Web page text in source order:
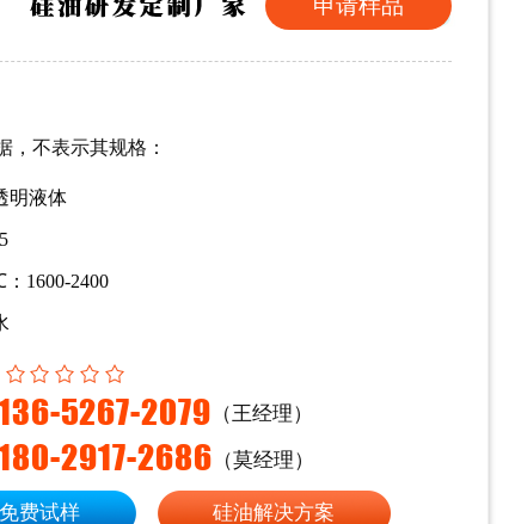
申请样品
，不表示其规格：
明液体
1600-2400
5267-2079 （王经理）
2917-2686 （莫经理）
费试样 硅油解决方案